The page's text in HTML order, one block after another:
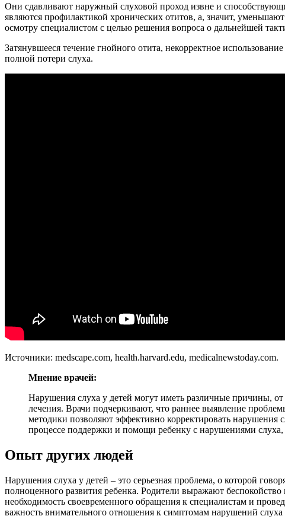
Они сдавливают наружный слуховой проход извне и
являются профилактикой хронических отитов, а, значит,
осмотру специалистом с целью решения вопроса о дальнейшей
Затянувшееся течение гнойного отита, некорректное
полной потери слуха.
Источники: medscape.com, health.harvard.edu, medicalnewstoday.com.
Мнение врачей:
Нарушения слуха у детей могут иметь различные причины,
лечения. Врачи подчеркивают, что раннее выявление
методики позволяют эффективно корректировать
процессе поддержки и помощи ребенку с нарушениями
Опыт других людей
Нарушения слуха у детей – это серьезная проблема, о которой
полноценного развития ребенка. Родители выражают
необходимость своевременного обращения к специалистам и
важность внимательного отношения к симптомам нарушений слуха